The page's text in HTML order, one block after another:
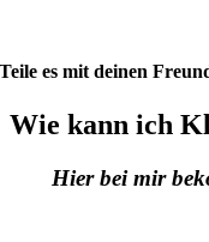
Teile es mit deinen
Wie kann ich
Hier bei mir